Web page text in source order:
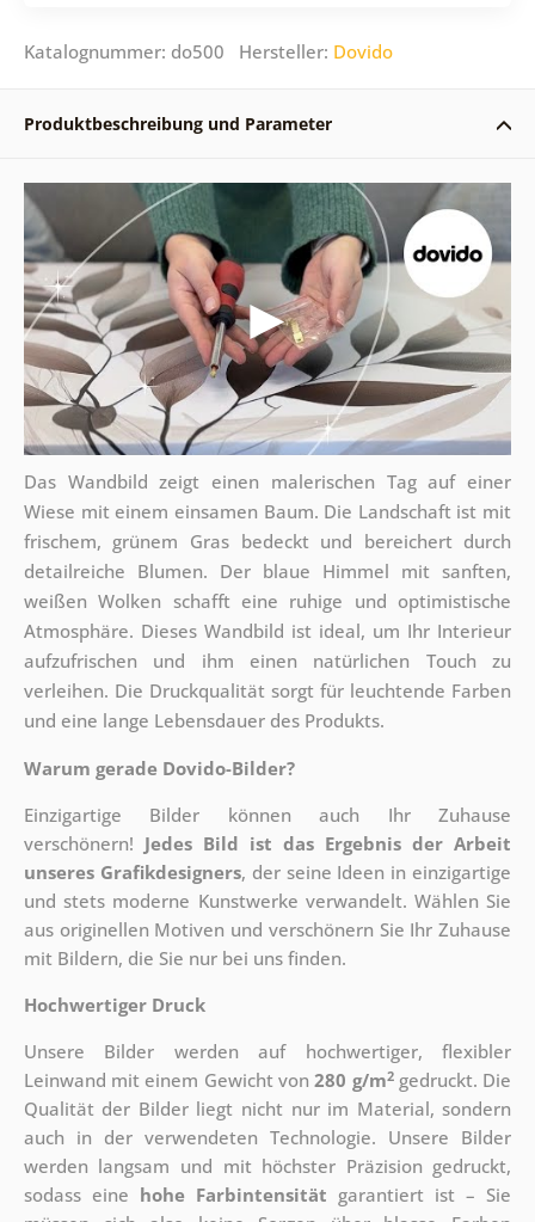
Katalognummer: do500 Hersteller: Dovido
Produktbeschreibung und Parameter
Das Wandbild zeigt einen malerischen Tag auf einer
Wiese mit einem einsamen Baum. Die Landschaft ist mit
frischem, grünem Gras bedeckt und bereichert durch
detailreiche Blumen. Der blaue Himmel mit sanften,
weißen Wolken schafft eine ruhige und optimistische
Atmosphäre. Dieses Wandbild ist ideal, um Ihr Interieur
aufzufrischen und ihm einen natürlichen Touch zu
verleihen. Die Druckqualität sorgt für leuchtende Farben
und eine lange Lebensdauer des Produkts.
Warum gerade Dovido-Bilder?
Einzigartige Bilder können auch Ihr Zuhause
verschönern! Jedes Bild ist das Ergebnis der Arbeit
unseres Grafikdesigners, der seine Ideen in einzigartige
und stets moderne Kunstwerke verwandelt. Wählen Sie
aus originellen Motiven und verschönern Sie Ihr Zuhause
mit Bildern, die Sie nur bei uns finden.
Hochwertiger Druck
Unsere Bilder werden auf hochwertiger, flexibler
Leinwand mit einem Gewicht von280 g/m2gedruckt. Die
Qualität der Bilder liegt nicht nur im Material, sondern
auch in der verwendeten Technologie. Unsere Bilder
werden langsam und mit höchster Präzision gedruckt,
sodass eine hohe Farbintensität garantiert ist – Sie